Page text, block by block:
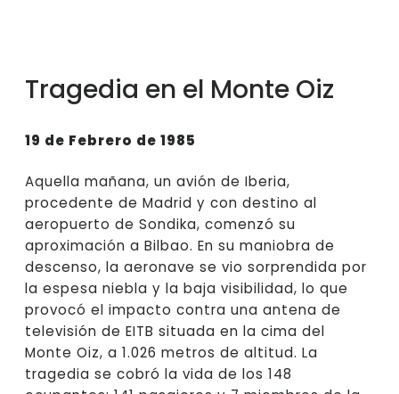
Tragedia en el Monte Oiz
19 de Febrero de 1985
Aquella mañana, un avión de Iberia,
procedente de Madrid y con destino al
aeropuerto de Sondika, comenzó su
aproximación a Bilbao. En su maniobra de
descenso, la aeronave se vio sorprendida por
la espesa niebla y la baja visibilidad, lo que
provocó el impacto contra una antena de
televisión de EITB situada en la cima del
Monte Oiz, a 1.026 metros de altitud. La
tragedia se cobró la vida de los 148